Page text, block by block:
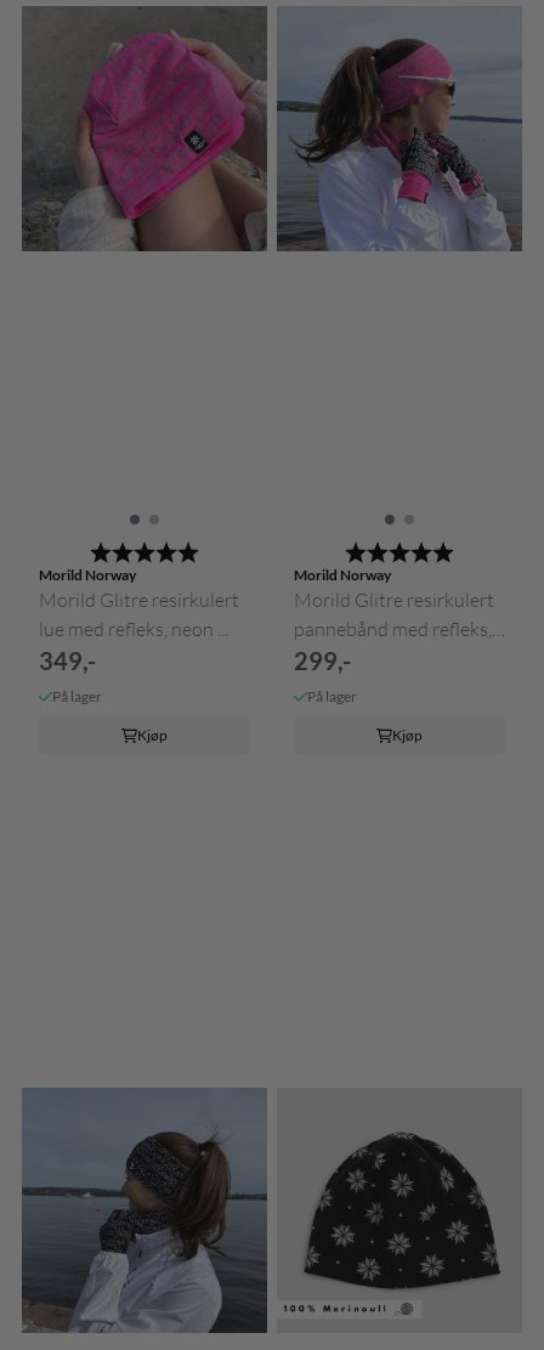
Karakter:
Morild Norway
Morild Glitre resirkulert
lue med refleks, neon ...
349,-
På lager
Kjøp
Karakter:
Morild Norway
Morild Glitre resirkulert
pannebånd med refleks,
...
299,-
På lager
Kjøp